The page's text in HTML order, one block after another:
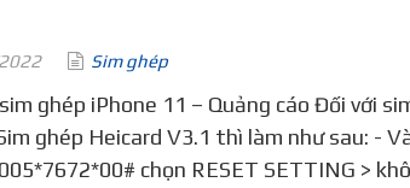
Sim ghép
ghép iPhone 11 – Quảng cáo Đối với
ghép Heicard V3.1 thì làm như sau: -
chọn RESET SETTING >